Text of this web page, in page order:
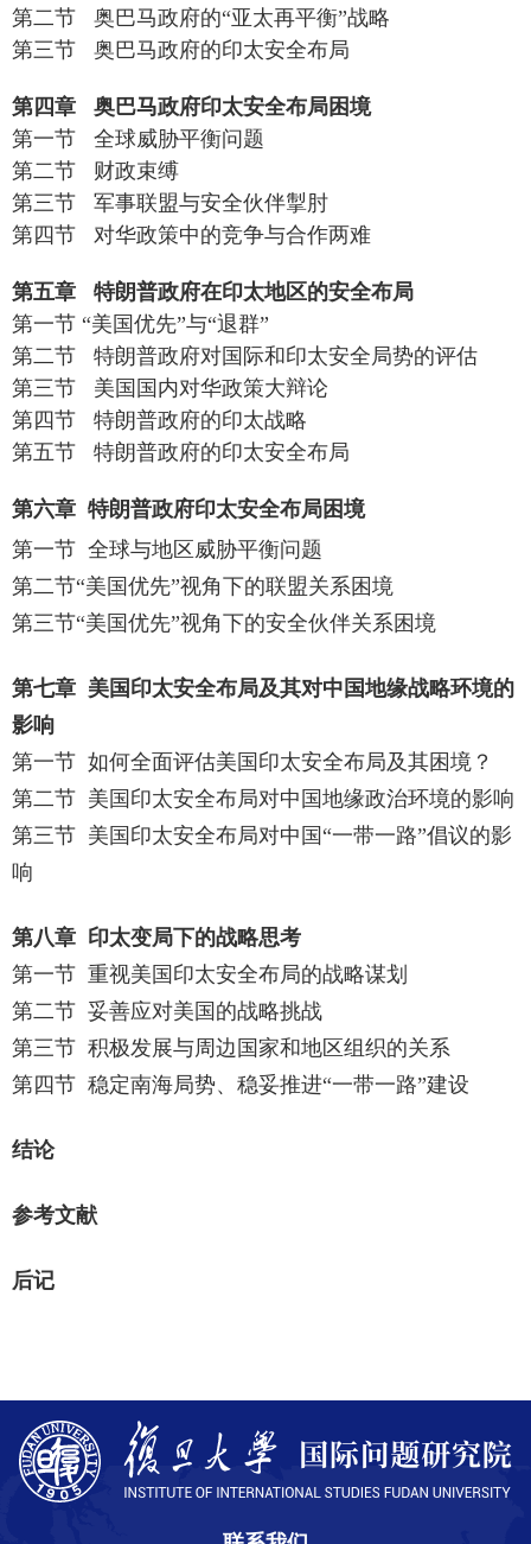
第二节 奥巴马政府的“亚太再平衡”战略
第三节 奥巴马政府的印太安全布局
第四章 奥巴马政府印太安全布局困境
第一节 全球威胁平衡问题
第二节 财政束缚
第三节 军事联盟与安全伙伴掣肘
第四节 对华政策中的竞争与合作两难
第五章 特朗普政府在印太地区的安全布局
第一节 “美国优先”与“退群”
第二节 特朗普政府对国际和印太安全局势的评估
第三节 美国国内对华政策大辩论
第四节 特朗普政府的印太战略
第五节 特朗普政府的印太安全布局
第六章 特朗普政府印太安全布局困境
第一节 全球与地区威胁平衡问题
第二节“美国优先”视角下的联盟关系困境
第三节“美国优先”视角下的安全伙伴关系困境
第七章 美国印太安全布局及其对中国地缘战略环境的
影响
第一节 如何全面评估美国印太安全布局及其困境？
第二节 美国印太安全布局对中国地缘政治环境的影响
第三节 美国印太安全布局对中国“一带一路”倡议的影
响
第八章 印太变局下的战略思考
第一节 重视美国印太安全布局的战略谋划
第二节 妥善应对美国的战略挑战
第三节 积极发展与周边国家和地区组织的关系
第四节 稳定南海局势、稳妥推进“一带一路”建设
结论
参考文献
后记